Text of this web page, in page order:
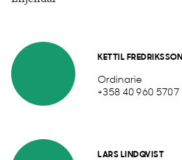
KETTIL FREDRIKSSON
Ordinarie
+358 40 960 5707
LARS LINDQVIST